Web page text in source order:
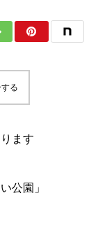
る
ます
公園」